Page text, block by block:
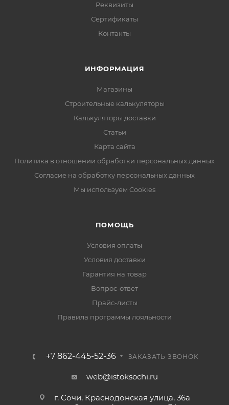
Реквизиты
Сертификаты
Контакты
ИНФОРМАЦИЯ
Магазины
Строительные калькуляторы
Калькуляторы доставки
Статьи
Карта сайта
Политика в отношении обработки персональных данных
Согласие на обработку персональных данных
Мы используем Cookies
ПОМОЩЬ
Условия оплаты
Условия доставки
Гарантия на товар
Вопрос-ответ
Прайс-листы
Правила программы лояльности
+7 862-445-52-36 ЗАКАЗАТЬ ЗВОНОК
web@istoksochi.ru
г. Сочи, Краснодонская улица, 36а